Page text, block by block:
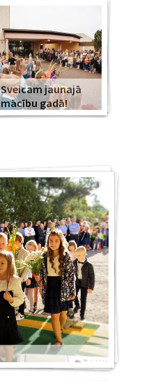
Sveicam jaunajā
mācību gadā!